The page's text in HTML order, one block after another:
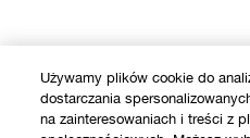
Używamy plików cookie do
dostarczania
na zainteresowaniach i treści z